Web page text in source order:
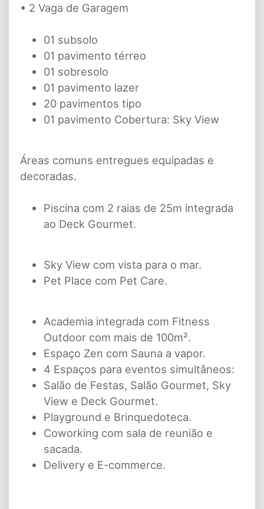
• 2 Vaga de Garagem
01 subsolo
01 pavimento térreo
01 sobresolo
01 pavimento lazer
20 pavimentos tipo
01 pavimento Cobertura: Sky View
Áreas comuns entregues equipadas e
decoradas.
Piscina com 2 raias de 25m integrada
ao Deck Gourmet.
Sky View com vista para o mar.
Pet Place com Pet Care.
Academia integrada com Fitness
Outdoor com mais de 100m².
Espaço Zen com Sauna a vapor.
4 Espaços para eventos simultâneos:
Salão de Festas, Salão Gourmet, Sky
View e Deck Gourmet.
Playground e Brinquedoteca.
Coworking com sala de reunião e
sacada.
Delivery e E-commerce.